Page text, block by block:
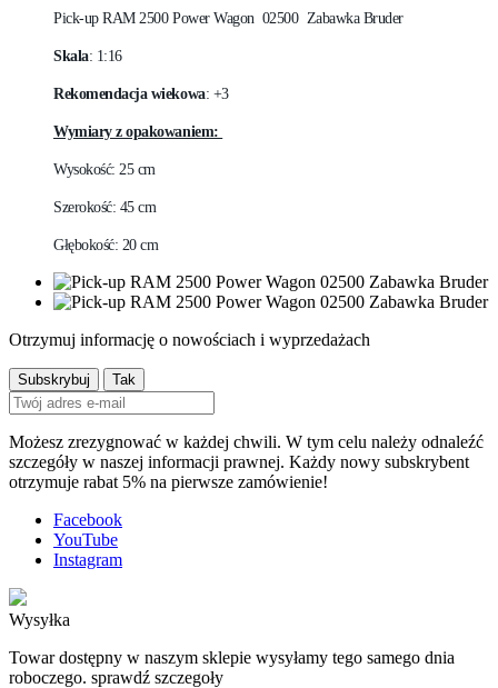
Pick-up RAM 2500 Power Wagon 02500 Zabawka Bruder
Skala: 1:16
Rekomendacja wiekowa: +3
Wymiary z opakowaniem:
Wysokość: 25 cm
Szerokość: 45 cm
Głębokość: 20 cm
Otrzymuj informację o nowościach i wyprzedażach
Możesz zrezygnować w każdej chwili. W tym celu należy odnaleźć
szczegóły w naszej informacji prawnej. Każdy nowy subskrybent
otrzymuje rabat 5% na pierwsze zamówienie!
Facebook
YouTube
Instagram
Wysyłka
Towar dostępny w naszym sklepie wysyłamy tego samego dnia
roboczego. sprawdź szczegoły